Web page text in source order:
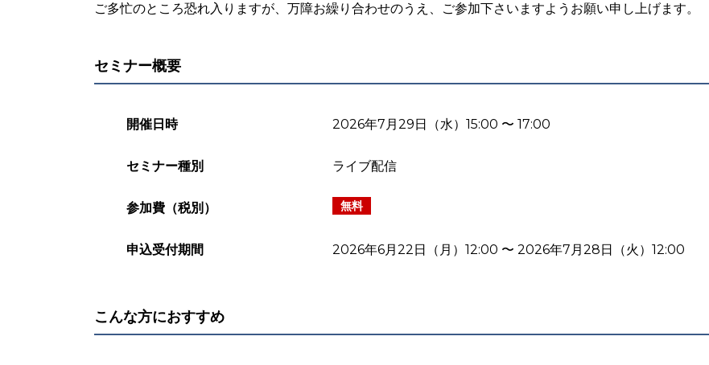
ご多忙のところ恐れ入りますが、万障お繰り合わせのうえ、ご参加下さいますようお願い申し上げます。
セミナー概要
開催日時 2026年7月29日（水）15:00 〜 17:00
セミナー種別 ライブ配信
参加費（税別） 無料
申込受付期間 2026年6月22日（月）12:00 〜 2026年7月28日（火）12:00
こんな方におすすめ